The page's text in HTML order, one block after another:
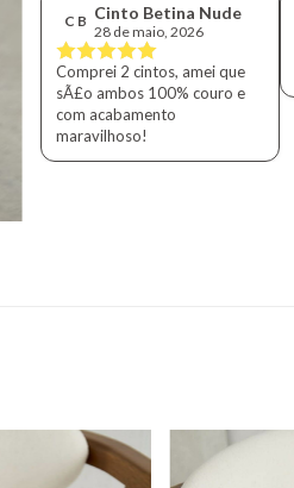
C B Cinto Betina Nude
28 de maio, 2026
Comprei 2 cintos, amei que
sÃ£o ambos 100% couro e
com acabamento
maravilhoso!